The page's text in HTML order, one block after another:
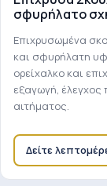
σφυρήλατο
Επιχρυσωμένα
και σφυρήλατη
ορείχαλκο και
εξαγωγή, έλεγχος
αιτήματος.
Δείτε